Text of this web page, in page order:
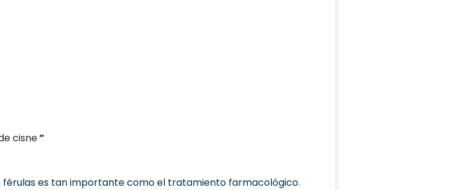
cisne”
es tan importante como el tratamiento farmacológico.